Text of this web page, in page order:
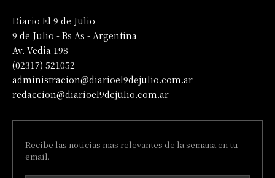
Diario El 9 de Julio
9 de Julio - Bs As - Argentina
Av. Vedia 198
(02317) 521052
administracion@diarioel9dejulio.com.ar
redaccion@diarioel9dejulio.com.ar
Recibe las noticias mas relevantes de la semana en tu
email.